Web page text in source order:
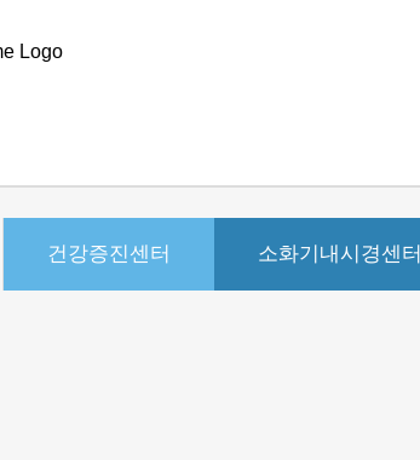
건강증진센터 소화기내시경센터